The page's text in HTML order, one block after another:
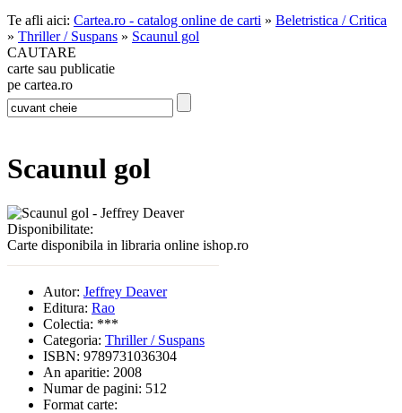
Te afli aici: Cartea.ro - catalog online de carti » Beletristica / Critica
» Thriller / Suspans » Scaunul gol
CAUTARE
carte sau publicatie
pe cartea.ro
Scaunul gol
Disponibilitate:
Carte disponibila in libraria online ishop.ro
Autor: Jeffrey Deaver
Editura: Rao
Colectia: ***
Categoria: Thriller / Suspans
ISBN: 9789731036304
An aparitie: 2008
Numar de pagini: 512
Format carte: